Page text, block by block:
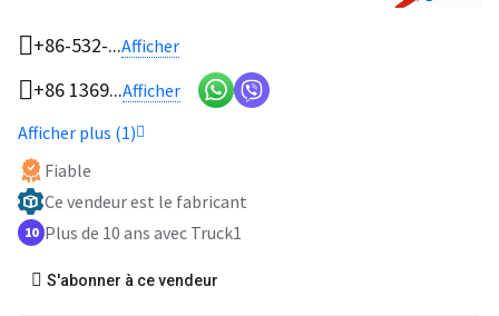
+86-532-...Afficher
+86 1369...Afficher
Afficher plus (1)
Fiable
Ce vendeur est le fabricant
10 Plus de 10 ans avec Truck1
S'abonner à ce vendeur